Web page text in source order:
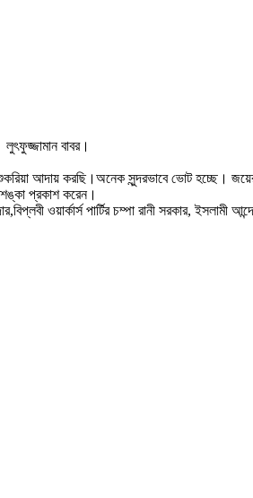
বাবর।
আদায় করছি।অনেক সুন্দরভাবে ভোট হচ্ছে।
প্রকাশ করেন।
ওয়ার্কার্স পার্টির চম্পা রানী সরকার, ইসলামী